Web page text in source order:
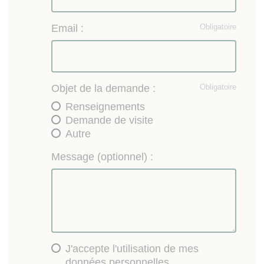
Obligatoire
Email :
Obligatoire
Objet de la demande :
Renseignements
Demande de visite
Autre
Message (optionnel) :
J'accepte l'utilisation de mes